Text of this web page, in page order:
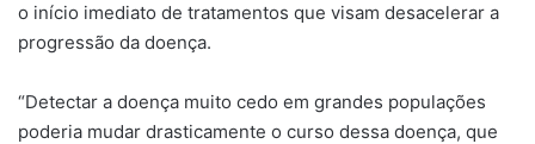
o início imediato de tratamentos que visam desacelerar a
progressão da doença.
“Detectar a doença muito cedo em grandes populações
poderia mudar drasticamente o curso dessa doença, que